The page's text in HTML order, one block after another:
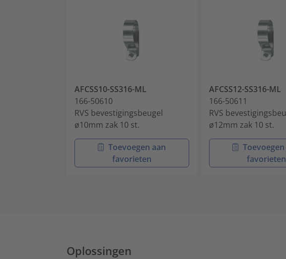
AFCSS10-SS316-ML
166-50610
RVS bevestigingsbeugel
ø10mm zak 10 st.
Toevoegen aan
favorieten
AFCSS12-SS316-ML
166-50611
RVS
ø12mm zak 10 st.
favorieten
Oplossingen